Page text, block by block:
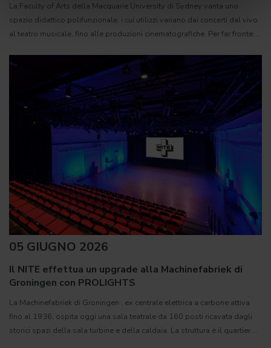
La Faculty of Arts della Macquarie University di Sydney vanta uno
spazio didattico polifunzionale, i cui utilizzi variano dai concerti dal vivo
al teatro musicale, fino alle produzioni cinematografiche. Per far fronte
05 GIUGNO 2026
Il NITE effettua un upgrade alla Machinefabriek di
Groningen con PROLIGHTS
La Machinefabriek di Groningen , ex centrale elettrica a carbone attiva
fino al 1936, ospita oggi una sala teatrale da 160 posti ricavata dagli
storici spazi della sala turbine e della caldaia. La struttura è il quartier